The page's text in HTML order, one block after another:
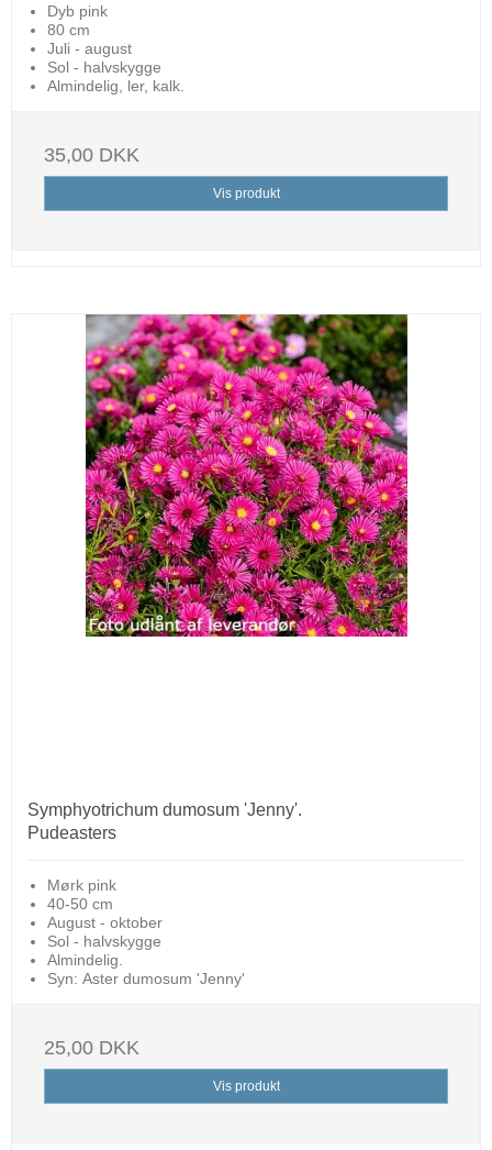
Dyb pink
80 cm
Juli - august
Sol - halvskygge
Almindelig, ler, kalk.
35,00 DKK
Vis produkt
Symphyotrichum dumosum 'Jenny'.
Pudeasters
Mørk pink
40-50 cm
August - oktober
Sol - halvskygge
Almindelig.
Syn: Aster dumosum 'Jenny'
25,00 DKK
Vis produkt